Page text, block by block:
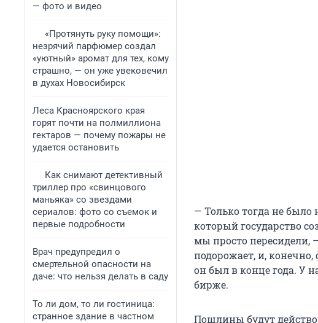
— фото и видео
«Протянуть руку помощи»:
незрячий парфюмер создал
«уютный» аромат для тех, кому
страшно, — он уже увековечил
в духах Новосибирск
Леса Красноярского края
горят почти на полмиллиона
гектаров — почему пожары не
удается остановить
Как снимают детективный
триллер про «свинцового
маньяка» со звездами
сериалов: фото со съемок и
первые подробности
Врач предупредил о
смертельной опасности на
даче: что нельзя делать в саду
То ли дом, то ли гостиница:
странное здание в частном
— Только тогда не
который государство
мы просто пересидели,
подорожает, и,
он был в конце года. У
бирже.
Пошлины будут